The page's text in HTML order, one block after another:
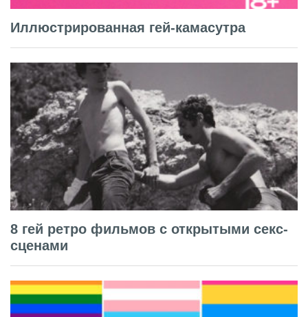
Иллюстрированная гей-камасутра
8 гей ретро фильмов с открытыми секс-
сценами